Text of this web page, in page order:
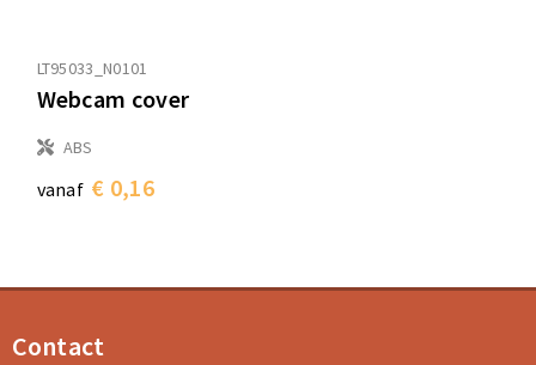
LT95033_N0101
Webcam cover
ABS
vanaf € 0,16
Contact